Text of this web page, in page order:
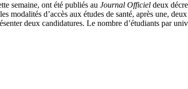
semaine, ont été publiés au Journal Officieldeux
modalités d’accès aux études de santé, après une,
deux candidatures. Le nombre d’étudiants par